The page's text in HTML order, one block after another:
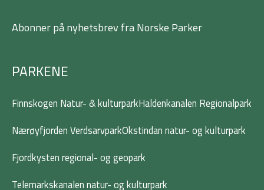
o
-
f
e
a
g
e
d
Abonner på nyhetsbrev fra Norske Parker
PARKENE
Finnskogen Natur- & kulturparkHaldenkanalen Regionalpark
Nærøyfjorden VerdsarvparkOkstindan natur- og kulturpark
Fjordkysten regional- og geopark
Telemarkskanalen natur- og kulturpark